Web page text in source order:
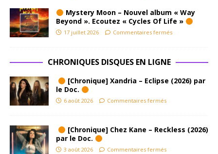
Mystery Moon – Nouvel album « Way
Beyond ». Ecoutez « Cycles Of Life »
17 juillet 2026 Commentaires fermés
CHRONIQUES DISQUES EN LIGNE
[Chronique] Xandria – Eclipse (2026) par
le Doc.
6 août 2026 Commentaires fermés
[Chronique] Chez Kane – Reckless (2026)
par le Doc.
3 août 2026 Commentaires fermés